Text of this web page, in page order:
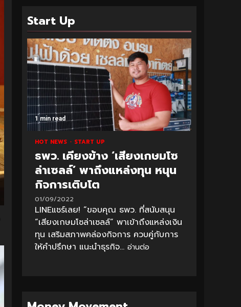
Start Up
1 min read
HOT NEWS START UP
ธพว. เคียงข้าง ‘เสียงเกษมโซ
ล่าเซลล์’ พาถึงแหล่งทุน หนุน
กิจการเติบโต
01/09/2022
LINEแชร์เลย! “ขอบคุณ ธพว. ที่สนับสนุน
“เสียงเกษมโซล่าเซลล์” พาเข้าถึงแหล่งเงิน
ทุน เสริมสภาพคล่องกิจการ ควบคู่กับการ
ให้คำปรึกษา แนะนำธุรกิจ... อ่านต่อ